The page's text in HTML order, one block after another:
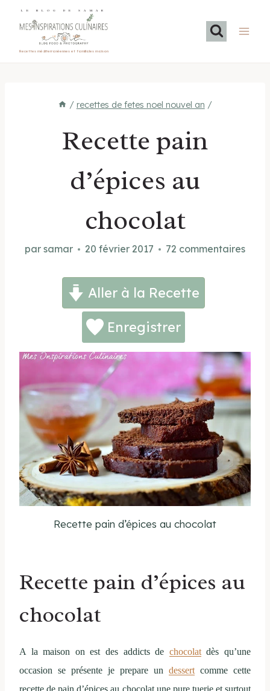
LE BLOG DE SAMAR
Recettes méditerranéennes et familiales maison
/ recettes de fetes noel nouvel an /
Recette pain
d’épices au
chocolat
par samar 20 février 2017 72 commentaires
Aller à la Recette
Enregistrer
Recette pain d’épices au chocolat
Recette pain d’épices au
chocolat
A la maison on est des addicts de chocolatdès qu’une
occasion se présente je prepare un dessert comme cette
recette de pain d’épices au chocolat une pure tuerie et surtout